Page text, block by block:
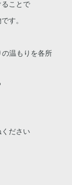
ことで
す。
温もりを各所
ださい